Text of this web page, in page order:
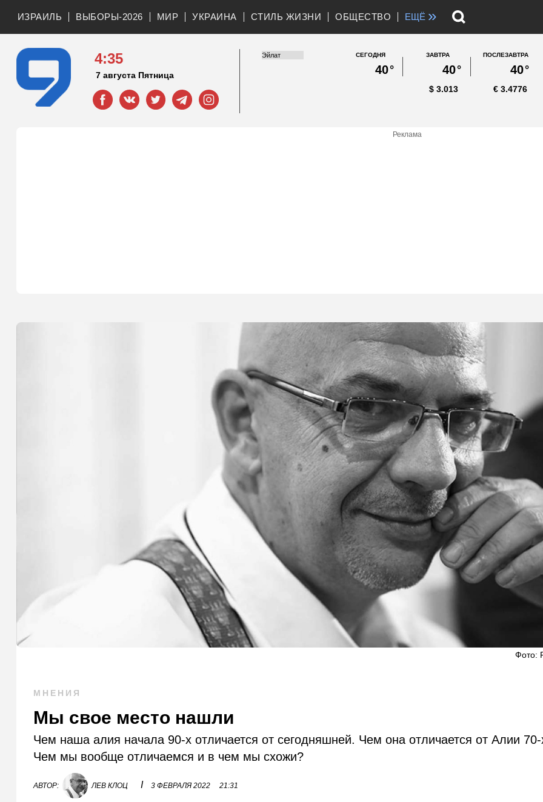
ИЗРАИЛЬ ВЫБОРЫ-2026 МИР УКРАИНА СТИЛЬ ЖИЗНИ ОБЩЕСТВО ЕЩЁ »
4:35
7 августа Пятница
СЕГОДНЯ
40°
ЗАВТРА
40°
ПОСЛЕЗАВТРА
40°
3.013
$ 3.4776
€
Реклама
Фото:
МНЕНИЯ
Мы свое место нашли
Чем наша алия начала 90-х отличается от сегодняшней. Чем она отличается от Алии 70-
Чем мы вообще отличаемся и в чем мы схожи?
АВТОР: ЛЕВ КЛОЦ I 3 ФЕВРАЛЯ 2022 21:31